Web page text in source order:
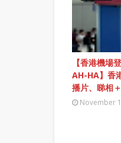
【香港機場
AH-HA】香
播片、睇相
November